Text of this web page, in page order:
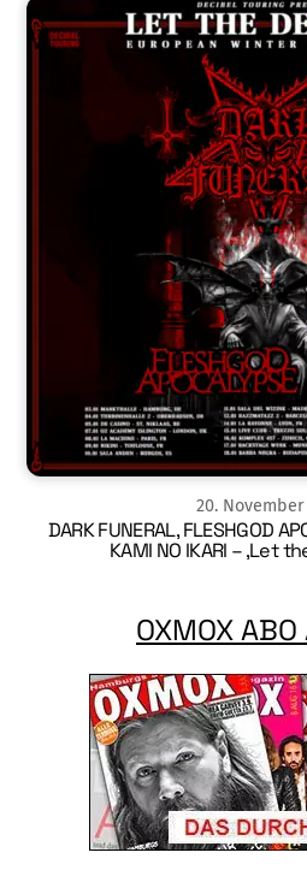
20. November
DARK FUNERAL, FLESHGOD
KAMI NO IKARI – ‚Let
OXMOX ABO